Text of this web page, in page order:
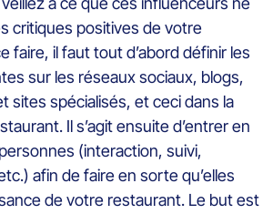
critiques positives de votre
faire, il faut tout d’abord définir les
sur les réseaux sociaux, blogs,
sites spécialisés, et ceci dans la
Il s’agit ensuite d’entrer en
(interaction, suivi,
afin de faire en sorte qu’elles
de votre restaurant. Le but est